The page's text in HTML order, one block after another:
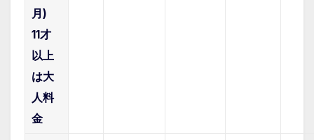
月)
11才
以上
は大
人料
金